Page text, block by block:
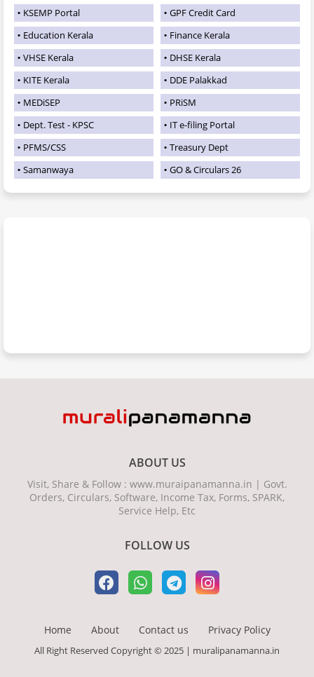
KSEMP Portal
GPF Credit Card
Education Kerala
Finance Kerala
VHSE Kerala
DHSE Kerala
KITE Kerala
DDE Palakkad
MEDiSEP
PRiSM
Dept. Test - KPSC
IT e-filing Portal
PFMS/CSS
Treasury Dept
Samanwaya
GO & Circulars 26
ABOUT US
Visit, Share & Follow : www.muraipanamanna.in | Govt.
Orders, Circulars, Software, Income Tax, Forms, SPARK,
Service Help, Etc
FOLLOW US
Home About Contact us Privacy Policy
All Right Reserved Copyright © 2025 | muralipanamanna.in